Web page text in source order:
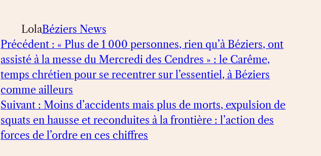
LolaBéziers News
Précédent : « Plus de 1 000 personnes, rien qu’à Béziers, ont
assisté à la messe du Mercredi des Cendres » : le Carême,
temps chrétien pour se recentrer sur l’essentiel, à Béziers
comme ailleurs
Suivant : Moins d’accidents mais plus de morts, expulsion de
squats en hausse et reconduites à la frontière : l’action des
forces de l’ordre en ces chiffres